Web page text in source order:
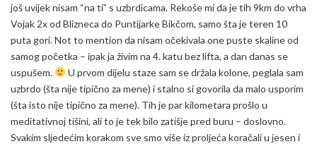
još uvijek nisam “na ti” s uzbrdicama. Rekoše mi da je tih 9km do vrha
Vojak 2x od Blizneca do Puntijarke Bikčom, samo šta je teren 10
puta gori. Not to mention da nisam očekivala one puste skaline od
samog početka – ipak ja živim na 4. katu bez lifta, a dan danas se
uspušem.
U prvom dijelu staze sam se držala kolone, peglala sam
uzbrdo (šta nije tipično za mene) i stalno si govorila da malo usporim
(šta isto nije tipično za mene). Tih je par kilometara prošlo u
meditativnoj tišini, ali to je tek bilo zatišje pred buru – doslovno.
Svakim sljedećim korakom sve smo više iz proljeća koračali u jesen i